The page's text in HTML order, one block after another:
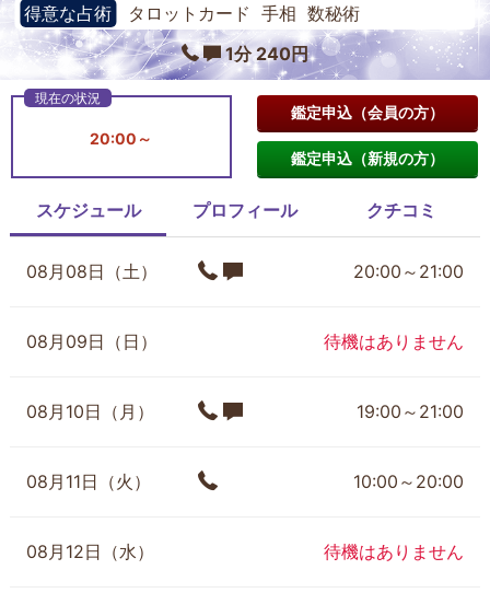
得意な占術
タロットカード 手相 数秘術
1分 240円
20:00～
鑑定申込（会員の方）
鑑定申込（新規の方）
スケジュール プロフィール クチコミ
08月08日（土） 20:00～21:00
08月09日（日） 待機はありません
08月10日（月） 19:00～21:00
08月11日（火） 10:00～20:00
08月12日（水） 待機はありません